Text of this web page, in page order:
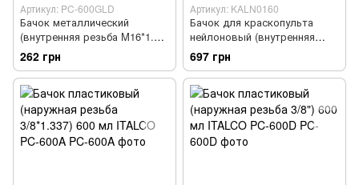
Артикул: PC-600GLD
Бачок металлический
(внутренняя резьба M16*1.5)
600 мл AUARITA PC-600GLD
262 грн
Артикул: KALN0160
Бачок для краскопульта
нейлоновый (внутренняя
резьба M16*1.5) 600 мл
TOPTUL KALN0160
697 грн